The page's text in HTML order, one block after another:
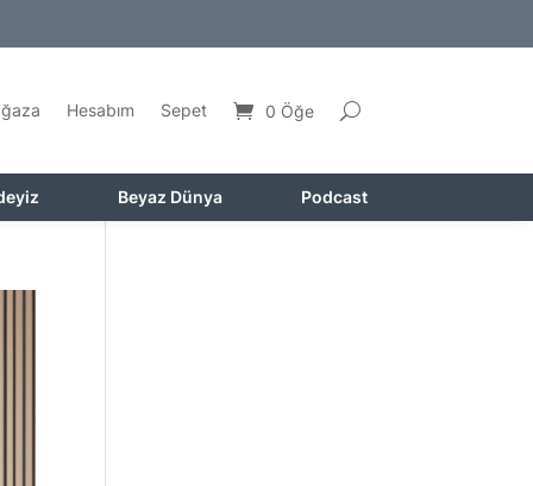
Hesabım Sepet 0 Öğe
Beyaz Dünya Podcast